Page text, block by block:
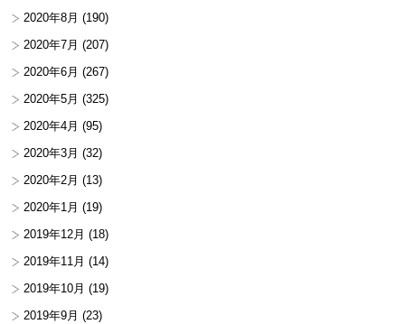
2020年8月 (190)
2020年7月 (207)
2020年6月 (267)
2020年5月 (325)
2020年4月 (95)
2020年3月 (32)
2020年2月 (13)
2020年1月 (19)
2019年12月 (18)
2019年11月 (14)
2019年10月 (19)
2019年9月 (23)